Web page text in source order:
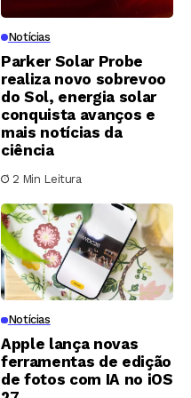
Notícias
Parker Solar Probe
realiza novo sobrevoo
do Sol, energia solar
conquista avanços e
mais notícias da
ciência
2 Min Leitura
Notícias
Apple lança novas
ferramentas de edição
de fotos com IA no iOS